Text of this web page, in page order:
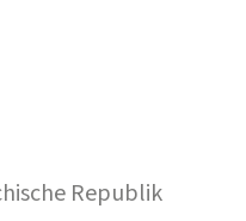
Republik